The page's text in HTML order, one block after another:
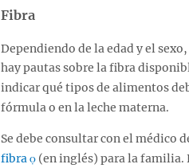
Fibra
Dependiendo de la edad y el
hay pautas sobre la fibra
indicar qué tipos de alimentos
fórmula o en la leche materna.
Se debe consultar con el médico
fibra
(en inglés) para la familia.